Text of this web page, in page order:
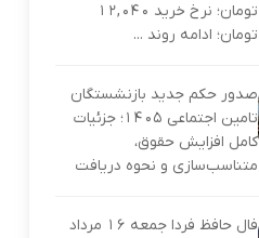
تومان؛ نرخ خرید ۱۲,۰۴۰
تومان؛ ادامه روند ...
صدور حکم جدید بازنشستگان
تامین اجتماعی ۱۴۰۵؛ جزئیات
کامل افزایش حقوق،
متناسب‌سازی و نحوه دریافت
فال حافظ فردا جمعه ۱۶ مرداد